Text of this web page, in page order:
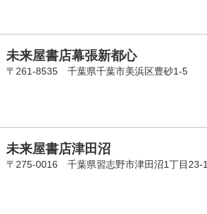
未来屋書店幕張新都心
〒261-8535 千葉県千葉市美浜区豊砂1-5
未来屋書店津田沼
〒275-0016 千葉県習志野市津田沼1丁目23-1